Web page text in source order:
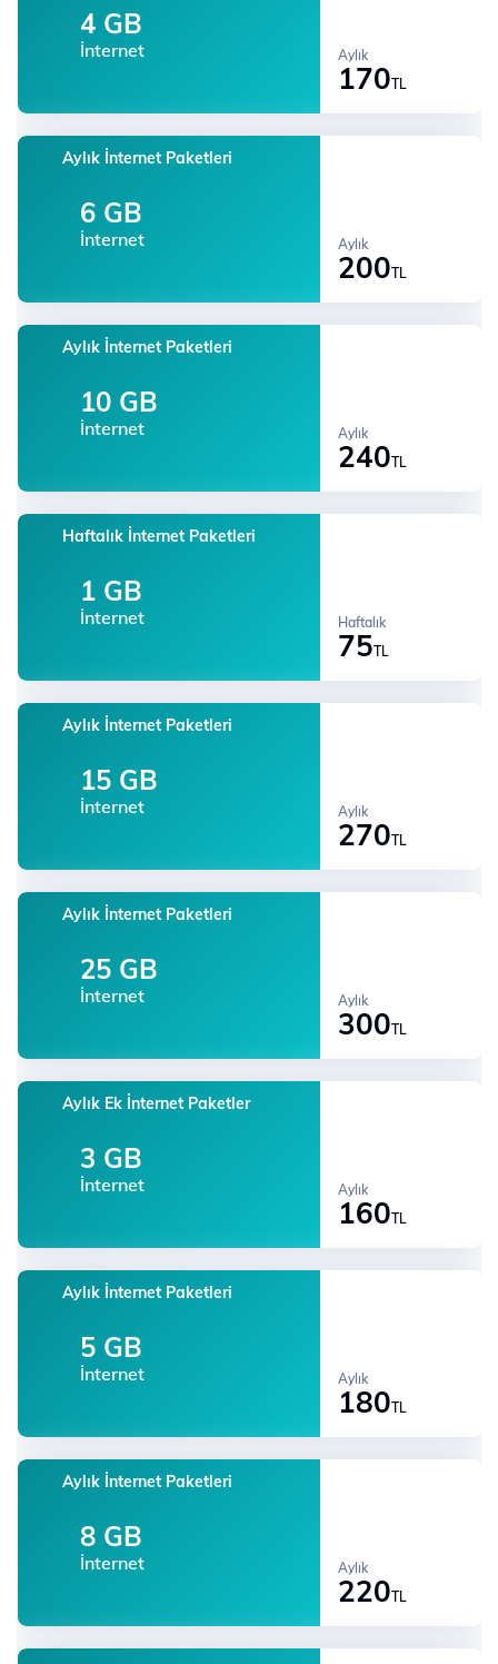
4 GB
İnternet
170TL
Aylık
Aylık İnternet Paketleri
6 GB
İnternet
200TL
Aylık
Aylık İnternet Paketleri
10 GB
İnternet
240TL
Aylık
Haftalık İnternet Paketleri
1 GB
İnternet
75TL
Haftalık
Aylık İnternet Paketleri
15 GB
İnternet
270TL
Aylık
Aylık İnternet Paketleri
25 GB
İnternet
300TL
Aylık
Aylık Ek İnternet Paketler
3 GB
İnternet
160TL
Aylık
Aylık İnternet Paketleri
5 GB
İnternet
180TL
Aylık
Aylık İnternet Paketleri
8 GB
İnternet
220TL
Aylık